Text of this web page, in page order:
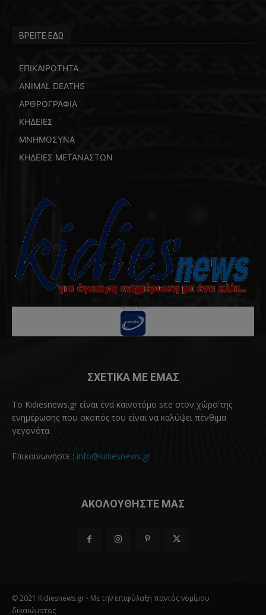
ΒΡΕΙΤΕ ΕΔΩ
ΕΠΙΚΑΙΡΟΤΗΤΑ
ANIMAL DEATHS
ΑΡΘΡΟΓΡΑΦΙΑ
ΚΗΔΕΙΕΣ
ΜΝΗΜΟΣΥΝΑ
ΚΗΔΕΙΕΣ ΜΕΤΑΝΑΣΤΩΝ
ΣΧΕΤΙΚΑ ΜΕ ΕΜΑΣ
Το Kidiesnews.gr είναι ένα καινοτόμο site στον χώρο της
ενημέρωσης που σκοπός του είναι να καλύψει πένθιμα
γεγονότα.
Επικοινωνήστε : info@kidiesnews.gr
ΑΚΟΛΟΥΘΗΣΤΕ ΜΑΣ
© 2021 Kidiesnews.gr - Με την επιφύλαξη παντός νομίμου
δικαιώματος